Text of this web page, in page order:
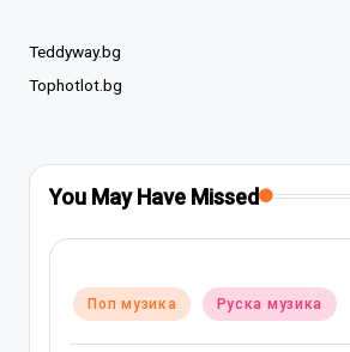
Teddyway.bg
Tophotlot.bg
You May Have Missed
in
Поп музика Руска